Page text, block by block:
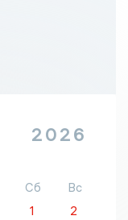
2026
Сб
Вс
1
2